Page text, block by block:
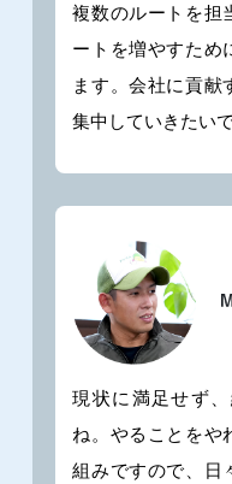
複数のルートを担
ートを増やすため
ます。会社に貢献
集中していきたい
現状に満足せず
ね。やることをや
組みですので、日